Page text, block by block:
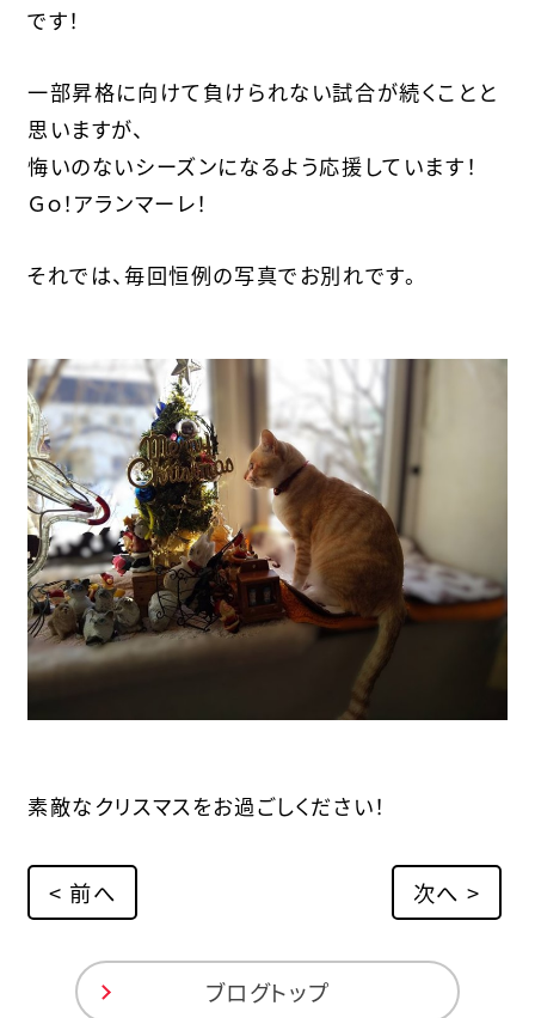
です！
一部昇格に向けて負けられない試合が続くことと
思いますが、
悔いのないシーズンになるよう応援しています！
Ｇｏ！アランマーレ！
それでは、毎回恒例の写真でお別れです。
素敵なクリスマスをお過ごしください！
< 前へ 次へ >
ブログトップ